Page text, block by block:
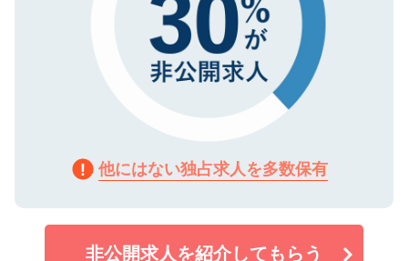
他にはない独占求人を多数保有
非公開求人を紹介してもらう